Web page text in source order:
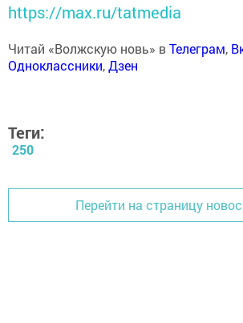
https://max.ru/tatmedia
Читай «Волжскую новь» вТелеграм,
Одноклассники,Дзен
Теги:
250
Перейти на страницу